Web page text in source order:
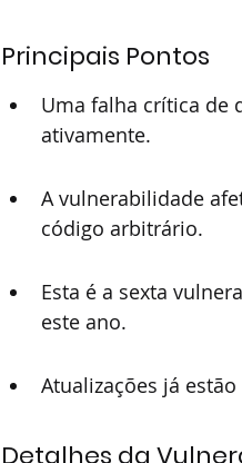
Principais Pontos
Uma falha crítica de
ativamente.
A vulnerabilidade
código arbitrário.
Esta é a sexta
este ano.
Atualizações já
Detalhes da